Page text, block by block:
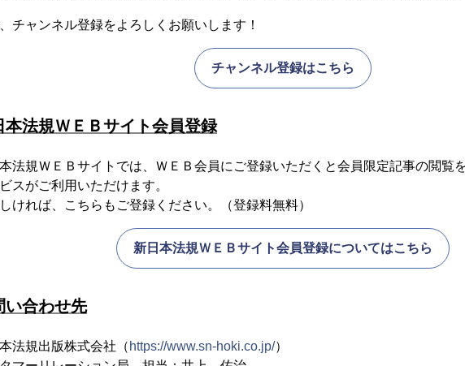
チャンネル登録をよろしくお願いします！
チャンネル登録はこちら
本法規ＷＥＢサイト会員登録
法規ＷＥＢサイトでは、ＷＥＢ会員にご登録いただくと会員限定記事の閲覧
スがご利用いただけます。
ければ、こちらもご登録ください。（登録料無料）
新日本法規ＷＥＢサイト会員登録についてはこちら
い合わせ先
法規出版株式会社（ https://www.sn-hoki.co.jp/）